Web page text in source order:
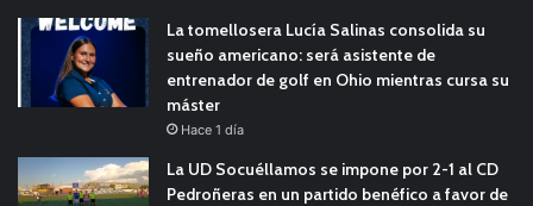
La tomellosera Lucía Salinas consolida su
sueño americano: será asistente de
entrenador de golf en Ohio mientras cursa su
máster
Hace 1 día
La UD Socuéllamos se impone por 2-1 al CD
Pedroñeras en un partido benéfico a favor de